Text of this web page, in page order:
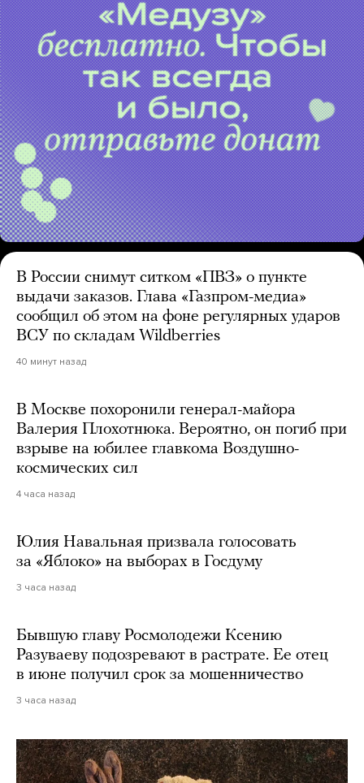
В России снимут ситком «ПВЗ» о пункте
выдачи заказов. Глава «Газпром-медиа»
сообщил об этом на фоне регулярных ударов
ВСУ по складам Wildberries
40 минут назад
В Москве похоронили генерал-майора
Валерия Плохотнюка. Вероятно, он погиб при
взрыве на юбилее главкома Воздушно-
космических сил
4 часа назад
Юлия Навальная призвала голосовать
за «Яблоко» на выборах в Госдуму
3 часа назад
Бывшую главу Росмолодежи Ксению
Разуваеву подозревают в растрате. Ее отец
в июне получил срок за мошенничество
3 часа назад